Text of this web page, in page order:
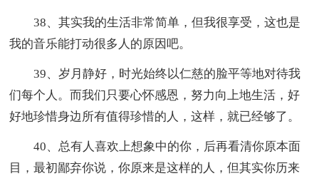
38、其实我的生活非常简单，但我很享受，这也是
我的音乐能打动很多人的原因吧。
39、岁月静好，时光始终以仁慈的脸平等地对待我
们每个人。而我们只要心怀感恩，努力向上地生活，好
好地珍惜身边所有值得珍惜的人，这样，就已经够了。
40、总有人喜欢上想象中的你，后再看清你原本面
目，最初鄙弃你说，你原来是这样的人，但其实你历来